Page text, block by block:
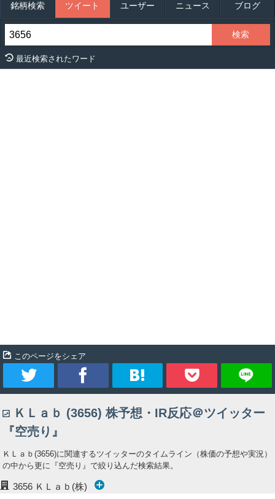
銘柄検索 ツイート ユーザー ニュース ブログ
最近検索されたワード
このページをシェア
イ
ー
ト
ェ
ア
ッ
ク
マ
ＫＬａｂ (3656) 株予想・IR反応＠ツイッター
『空売り』
ＫＬａｂ(3656)に関連するツイッターのタイムライン（株価の予想や実況）
の中から更に『空売り』で絞り込んだ検索結果。
3656 ＫＬａｂ(株)